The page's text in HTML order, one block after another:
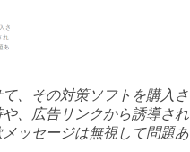
、その対策ソフトを購入さ
、広告リンクから誘導され
ッセージは無視して問題あ